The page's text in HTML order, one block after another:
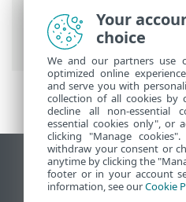
명령과 함께 ESET Mail
행 중인 프로세스
데스크톱 사이트 보기
End of Life
Your
choice
We and our partners use
optimized online
and serve you with
collection of all cookies by
decline all non-essential
essential cookies only", or
clicking "Manage
withdraw your consent or
anytime by clicking the
footer or in your account
information, see ourCookie